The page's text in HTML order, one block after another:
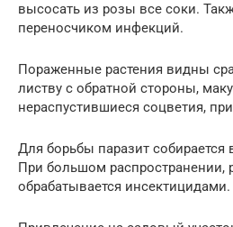
высосать из розы все соки.
переносчиком инфекций.
Пораженные растения видны
листву с обратной стороны,
нераспустившиеся соцветия,
Для борьбы паразит собирается
При большом распространении,
обрабатывается инсектицидами.